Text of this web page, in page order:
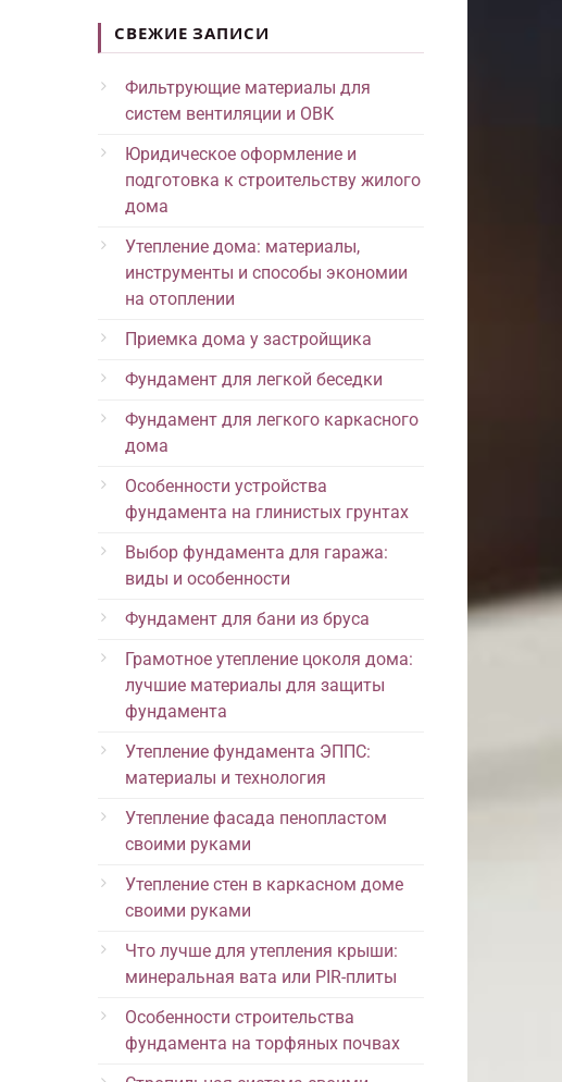
СВЕЖИЕ ЗАПИСИ
Фильтрующие материалы для
систем вентиляции и ОВК
Юридическое оформление и
подготовка к строительству жилого
дома
Утепление дома: материалы,
инструменты и способы экономии
на отоплении
Приемка дома у застройщика
Фундамент для легкой беседки
Фундамент для легкого каркасного
дома
Особенности устройства
фундамента на глинистых грунтах
Выбор фундамента для гаража:
виды и особенности
Фундамент для бани из бруса
Грамотное утепление цоколя дома:
лучшие материалы для защиты
фундамента
Утепление фундамента ЭППС:
материалы и технология
Утепление фасада пенопластом
своими руками
Утепление стен в каркасном доме
своими руками
Что лучше для утепления крыши:
минеральная вата или PIR-плиты
Особенности строительства
фундамента на торфяных почвах